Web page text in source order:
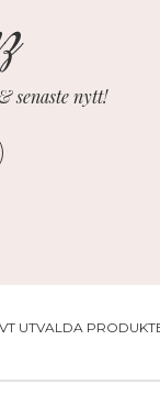
senaste nytt!
UTVALDA